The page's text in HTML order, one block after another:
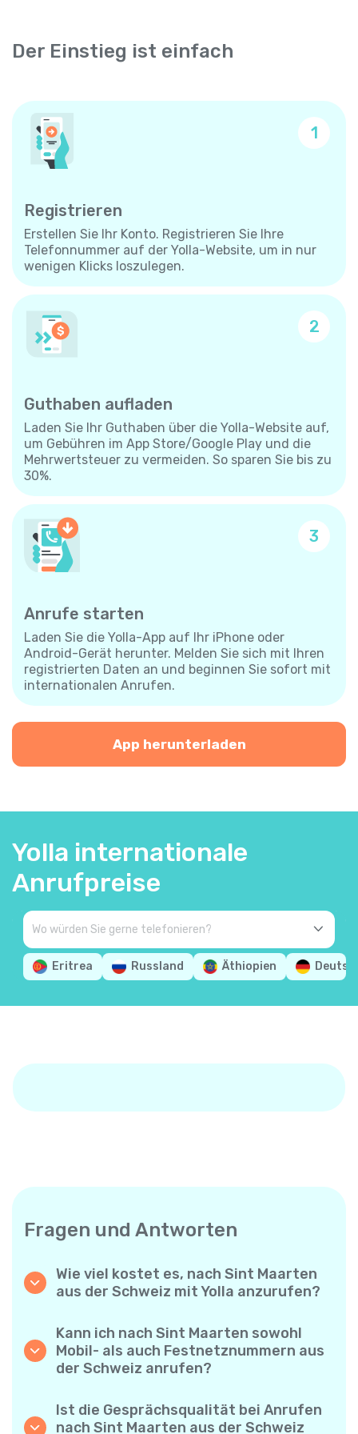
Der Einstieg ist einfach
1
Registrieren
Erstellen Sie Ihr Konto. Registrieren Sie Ihre
Telefonnummer auf der Yolla-Website, um in nur
wenigen Klicks loszulegen.
2
Guthaben aufladen
Laden Sie Ihr Guthaben über die Yolla-Website auf,
um Gebühren im App Store/Google Play und die
Mehrwertsteuer zu vermeiden. So sparen Sie bis zu
30%.
3
Anrufe starten
Laden Sie die Yolla-App auf Ihr iPhone oder
Android-Gerät herunter. Melden Sie sich mit Ihren
registrierten Daten an und beginnen Sie sofort mit
internationalen Anrufen.
App herunterladen
Yolla internationale
Anrufpreise
Eritrea Russland Äthiopien
Fragen und Antworten
Wie viel kostet es, nach Sint Maarten
aus der Schweiz mit Yolla anzurufen?
Anrufe nach Sint Maarten. Prüfen Sie einfach
die aktuellen Tarife in der App – keine
versteckten Gebühren, keine
Überraschungen.
Kann ich nach Sint Maarten sowohl
Mobil- als auch Festnetznummern aus
der Schweiz anrufen?
Mobiltelefone und Festnetzanschlüsse nach
Sint Maarten anrufen.
Ist die Gesprächsqualität bei Anrufen
nach Sint Maarten aus der Schweiz